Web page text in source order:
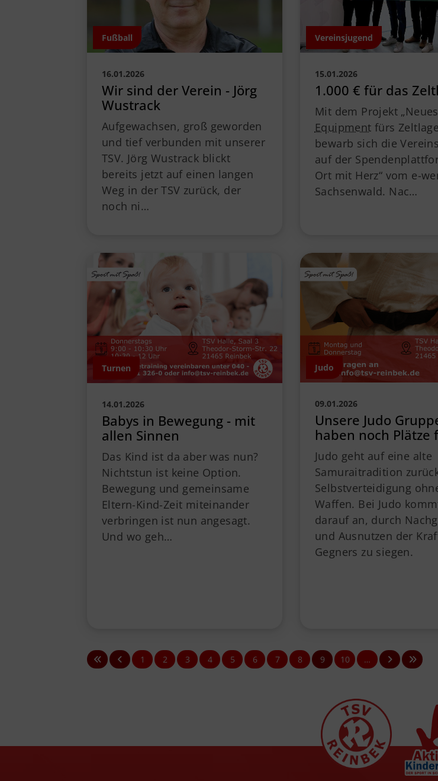
Fußball
16.01.2026
Wir sind der Verein - Jörg
Wustrack
Aufgewachsen, groß geworden
und tief verbunden mit unserer
TSV. Jörg Wustrack blickt
bereits jetzt auf einen langen
Weg in der TSV zurück, der
noch ni…
Vereinsjugend
15.01.2026
1.000 € für das
Mit dem Projekt „Neues
Equipment fürs
bewarb sich die
auf der
Ort mit Herz“ vom e-
Sachsenwald. Nac…
Turnen
14.01.2026
Babys in Bewegung - mit
allen Sinnen
Das Kind ist da aber was nun?
Nichtstun ist keine Option.
Bewegung und gemeinsame
Eltern-Kind-Zeit miteinander
verbringen ist nun angesagt.
Und wo geh…
Judo
09.01.2026
Unsere Judo
haben noch Plätze
Judo geht auf eine alte
Samuraitradition
Selbstverteidigung
Waffen. Bei Judo
darauf an, durch
und Ausnutzen der
Gegners zu siegen.
1 2 3 4 5 6 7 8 9 10 …